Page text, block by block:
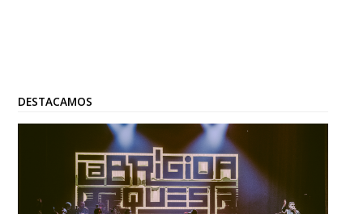
DESTACAMOS